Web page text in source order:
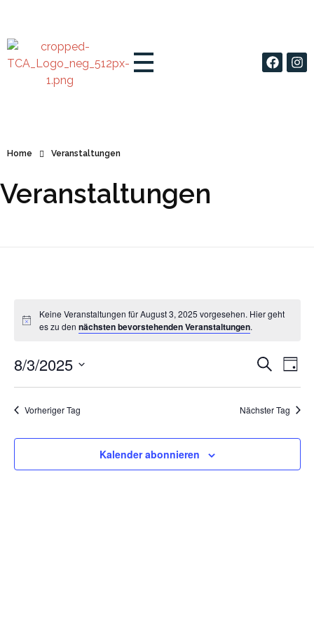
Home Veranstaltungen
Veranstaltungen
Keine Veranstaltungen für August 3, 2025 vorgesehen. Hier geht
es zu den nächsten bevorstehenden Veranstaltungen.
Suche
Tag
8/3/2025
Datum
Vorheriger Tag Nächster Tag
Kalender abonnieren